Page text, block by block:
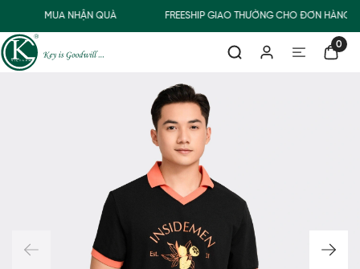
MUA NHẬN QUÀ FREESHIP GIAO THƯỜNG CHO ĐƠN HÀNG
0